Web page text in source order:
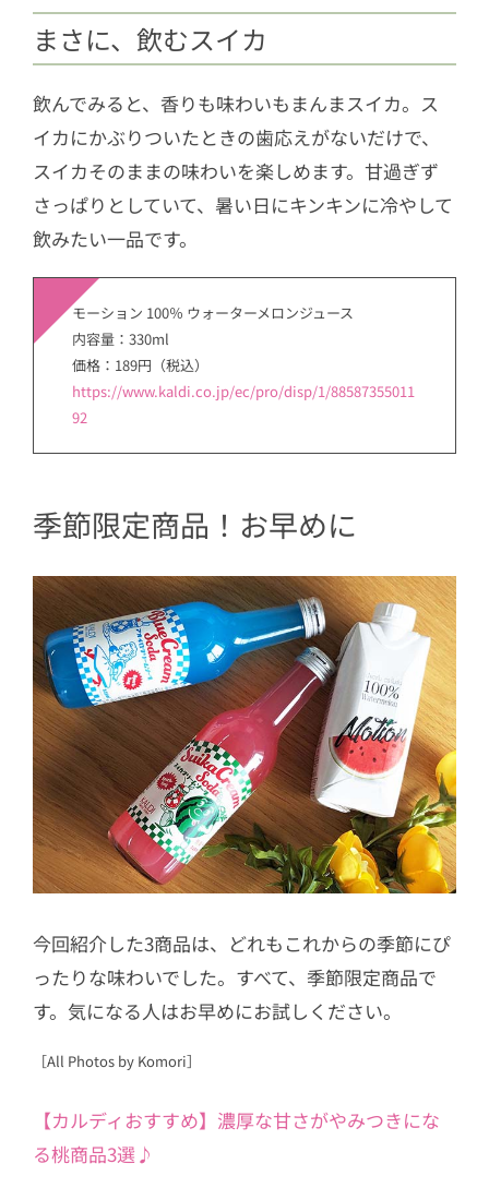
まさに、飲むスイカ
飲んでみると、香りも味わいもまんまスイカ。ス
イカにかぶりついたときの歯応えがないだけで、
スイカそのままの味わいを楽しめます。甘過ぎず
さっぱりとしていて、暑い日にキンキンに冷やして
飲みたい一品です。
モーション 100％ ウォーターメロンジュース
内容量：330ml
価格：189円（税込）
https://www.kaldi.co.jp/ec/pro/disp/1/88587355011
92
季節限定商品！お早めに
今回紹介した3商品は、どれもこれからの季節にぴ
ったりな味わいでした。すべて、季節限定商品で
す。気になる人はお早めにお試しください。
［All Photos by Komori］
【カルディおすすめ】濃厚な甘さがやみつきにな
る桃商品3選♪